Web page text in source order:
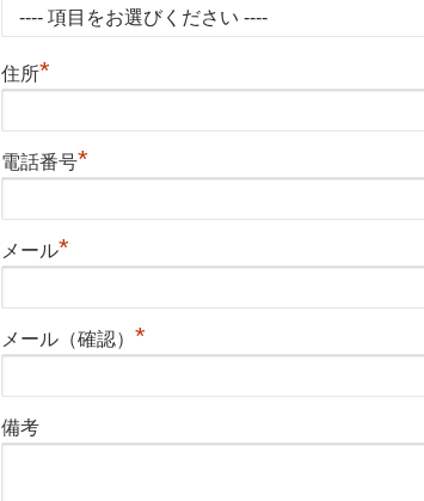
住所*
電話番号*
メール*
メール（確認） *
備考